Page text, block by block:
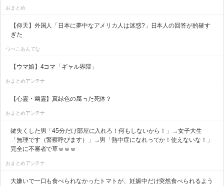
おまとめ
【仰天】外国人「日本に夢中なアメリカ人は迷惑?」日本人の回答が的確す
ぎた
つべこあんてな
【ウマ娘】4コマ「ギャル界隈」
おまとめアンテナ
【心霊・幽霊】真緑色の腐った死体？
おまとめアンテナ
鍵失くした男「45分だけ部屋に入れろ！何もしないから！」→女子大生
「無理です（警察呼びます）」→男「熱中症になれってか！使えないな！」
完全に不審者で草ｗｗｗ
おまとめアンテナ
大嫌いで一口も食べられなかったトマトが、妊娠中だけ突然食べられるよう